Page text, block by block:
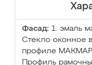
Фасад: 1. эмаль
Стекло оконное
профиле МАКМАРТ
Профиль